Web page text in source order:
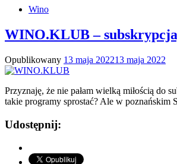
Wino
WINO.KLUB –
Opublikowany 13 maja 202213 maja 2022
Przyznaję, że nie pałam wielką miłością do
takie programy sprostać? Ale w
Udostępnij: